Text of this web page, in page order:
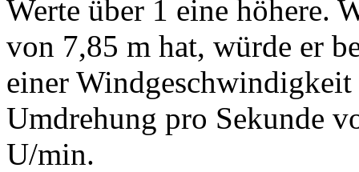
Werte über 1 eine höhere.
von 7,85 m hat, würde er
einer
Umdrehung pro Sekunde
U/min.